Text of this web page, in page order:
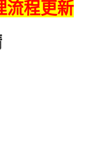
流程更新